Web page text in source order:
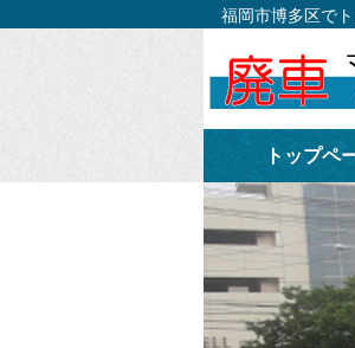
福岡市博多区で
トップペ